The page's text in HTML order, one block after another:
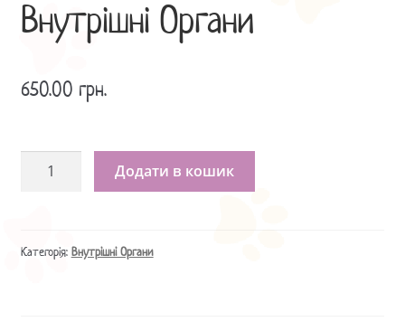
Внутрішні Органи
650.00 грн.
Внутрішні
Додати в кошик
Категорія: Внутрішні Органи